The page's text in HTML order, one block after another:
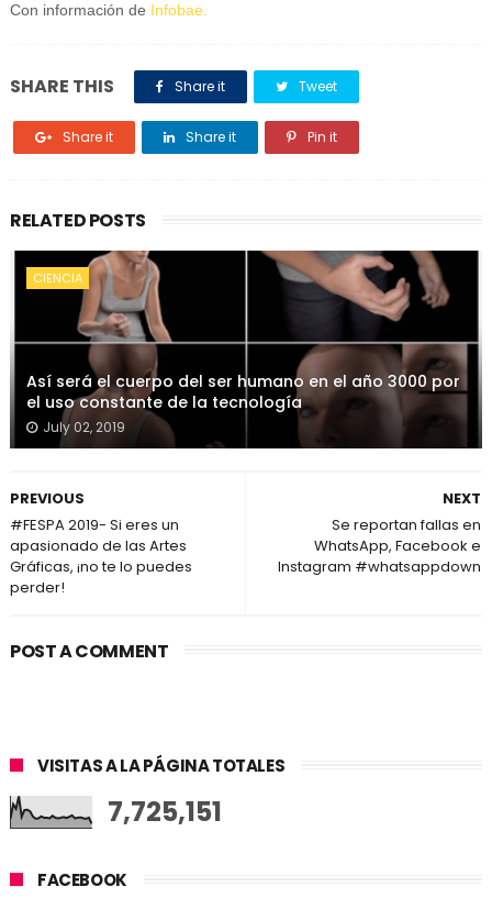
Con información de Infobae.
SHARE THIS Share it Tweet
Share it Share it Pin it
RELATED POSTS
CIENCIA
Así será el cuerpo del ser humano en el año 3000 por
el uso constante de la tecnología
July 02, 2019
NEXT
Se reportan fallas en
WhatsApp, Facebook e
Instagram #whatsappdown
PREVIOUS
#FESPA 2019- Si eres un
apasionado de las Artes
Gráficas, ¡no te lo puedes
perder!
POST A COMMENT
VISITAS A LA PÁGINA TOTALES
7,725,151
FACEBOOK